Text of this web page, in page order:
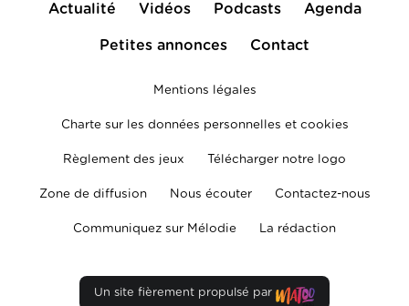
Actualité Vidéos Podcasts Agenda
Petites annonces Contact
Mentions légales
Charte sur les données personnelles et cookies
Règlement des jeux Télécharger notre logo
Zone de diffusion Nous écouter Contactez-nous
Communiquez sur Mélodie La rédaction
Un site fièrement propulsé par